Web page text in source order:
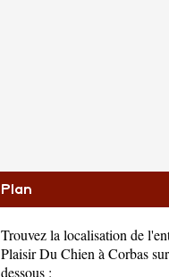
Plan
Trouvez la localisation de
Plaisir Du Chien à Corbas
dessous :